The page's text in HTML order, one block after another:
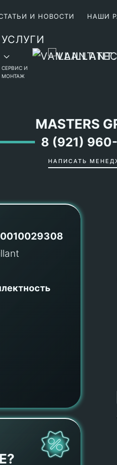
И НОВОСТИ НАШИ
УСЛУГИ
СЕРВИС И
МОНТАЖ
MASTERS
8 (921)
НАПИСАТЬ
0010029308